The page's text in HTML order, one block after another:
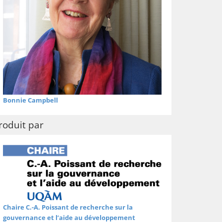
Bonnie Campbell
par
Chaire C.-A. Poissant de recherche sur la
gouvernance et l’aide au développement